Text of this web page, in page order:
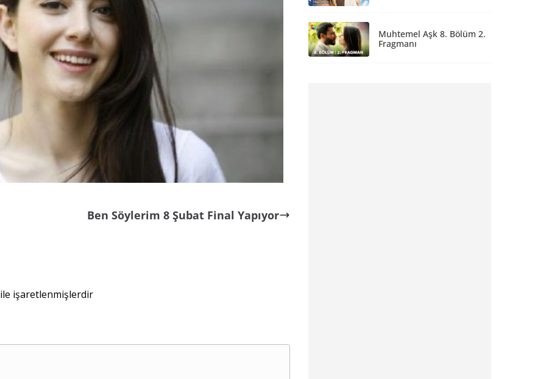
Ben Söylerim 8 Şubat Final Yapıyor
ile işaretlenmişlerdir
Muhtemel Aşk 8. Bölüm 2.
Fragmanı